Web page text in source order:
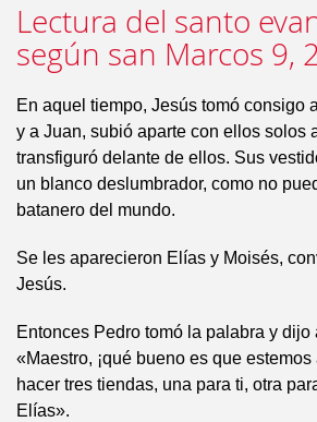
Lectura del santo
según san Marcos 9,
En aquel tiempo, Jesús tomó consigo
y a Juan, subió aparte con ellos solos
transfiguró delante de ellos. Sus
un blanco deslumbrador, como no
batanero del mundo.
Se les aparecieron Elías y Moisés,
Jesús.
Entonces Pedro tomó la palabra y dijo
«Maestro, ¡qué bueno es que estemos
hacer tres tiendas, una para ti, otra
Elías».